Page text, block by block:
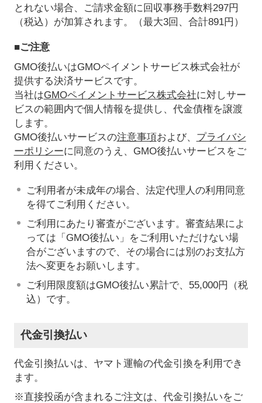
とれない場合、ご請求金額に回収事務手数料297円
（税込）が加算されます。（最大3回、合計891円）
■ご注意
GMO後払いはGMOペイメントサービス株式会社が
提供する決済サービスです。
当社はGMOペイメントサービス株式会社に対しサー
ビスの範囲内で個人情報を提供し、代金債権を譲渡
します。
GMO後払いサービスの注意事項および、 プライバシ
ーポリシーに同意のうえ、GMO後払いサービスをご
利用ください。
ご利用者が未成年の場合、法定代理人の利用同意
を得てご利用ください。
ご利用にあたり審査がございます。審査結果によ
っては「GMO後払い」をご利用いただけない場
合がございますので、その場合には別のお支払方
法へ変更をお願いします。
ご利用限度額はGMO後払い累計で、55,000円（税
込）です。
代金引換払い
代金引換払いは、ヤマト運輸の代金引換を利用でき
ます。
※直接投函が含まれるご注文は、代金引換払いをご